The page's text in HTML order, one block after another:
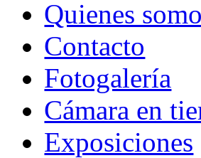
Quienes
Contacto
Fotogalería
Cámara en
Exposiciones